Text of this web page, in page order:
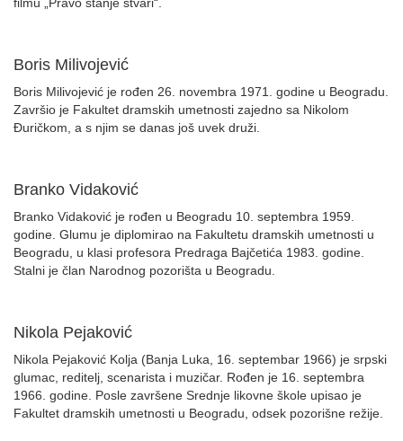
Boris Milivojević
Boris Milivojević je rođen 26. novembra 1971. godine u Beogradu.
Završio je Fakultet dramskih umetnosti zajedno sa Nikolom
Đuričkom, a s njim se danas još uvek druži.
Branko Vidaković
Branko Vidaković je rođen u Beogradu 10. septembra 1959.
godine. Glumu je diplomirao na Fakultetu dramskih umetnosti u
Beogradu, u klasi profesora Predraga Bajčetića 1983. godine.
Stalni je član Narodnog pozorišta u Beogradu.
Nikola Pejaković
Nikola Pejaković Kolja (Banja Luka, 16. septembar 1966) je srpski
glumac, reditelj, scenarista i muzičar. Rođen je 16. septembra
1966. godine. Posle završene Srednje likovne škole upisao je
Fakultet dramskih umetnosti u Beogradu, odsek pozorišne režije.